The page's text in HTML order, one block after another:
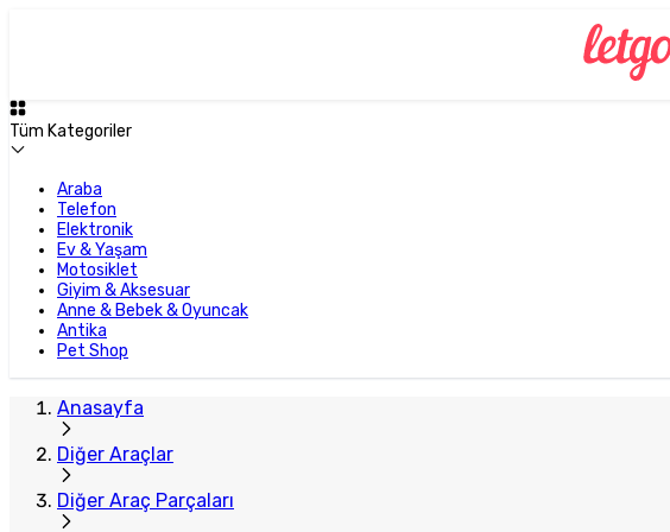
Tüm Kategoriler
Araba
Telefon
Elektronik
Ev & Yaşam
Motosiklet
Giyim & Aksesuar
Anne & Bebek & Oyuncak
Antika
Pet Shop
Anasayfa
Diğer Araçlar
Diğer Araç Parçaları